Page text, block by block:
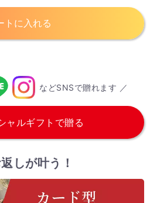
トに入れる
などSNSで贈れます ／
ャルギフトで贈る
しが叶う！